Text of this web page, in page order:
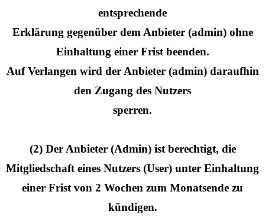
entsprechende
Erklärung gegenüber dem Anbieter (admin) ohne
Einhaltung einer Frist beenden.
Auf Verlangen wird der Anbieter (admin) daraufhin
den Zugang des Nutzers
sperren.
(2) Der Anbieter (Admin) ist berechtigt, die
Mitgliedschaft eines Nutzers (User) unter Einhaltung
einer Frist von 2 Wochen zum Monatsende zu
kündigen.